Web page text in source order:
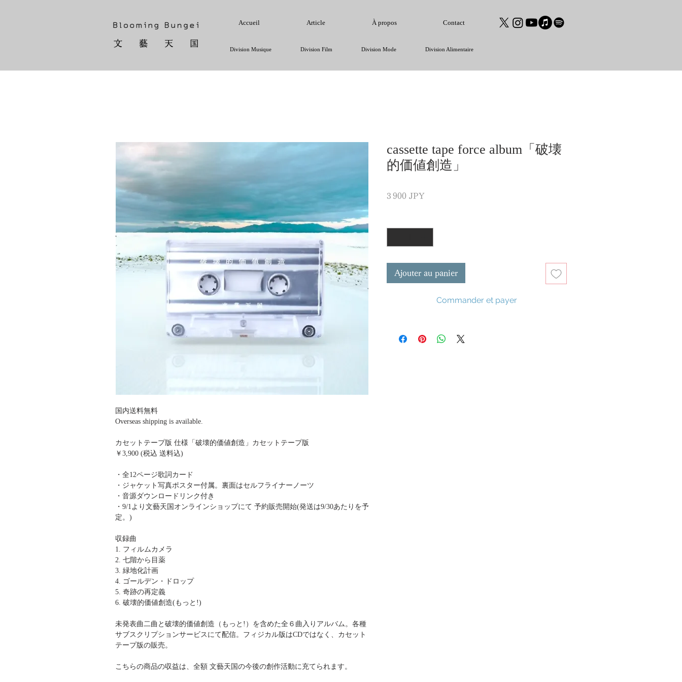
Accueil Article À propos Contact
Division Musique Division Film Division Mode Division Alimentaire
国内送料無料
Overseas shipping is available.
カセットテープ版 仕様「破壊的価値創造」カセットテープ版
￥3,900 (税込 送料込)
・全12ページ歌詞カード
・ジャケット写真ポスター付属。裏面はセルフライナーノーツ
・音源ダウンロードリンク付き
・9/1より文藝天国オンラインショップにて 予約販売開始(発送は9/30あたりを予
定。)
収録曲
1. フィルムカメラ
2. 七階から目薬
3. 緑地化計画
4. ゴールデン・ドロップ
5. 奇跡の再定義
6. 破壊的価値創造(もっと!)
未発表曲二曲と破壊的価値創造（もっと!）を含めた全６曲入りアルバム。各種
サブスクリプションサービスにて配信。フィジカル版はCDではなく、カセット
テープ版の販売。
こちらの商品の収益は、全額 文藝天国の今後の創作活動に充てられます。
cassette tape force album「破壊
的価値創造」
3 900 JPYPrix
Ajouter au panier
Commander et payer